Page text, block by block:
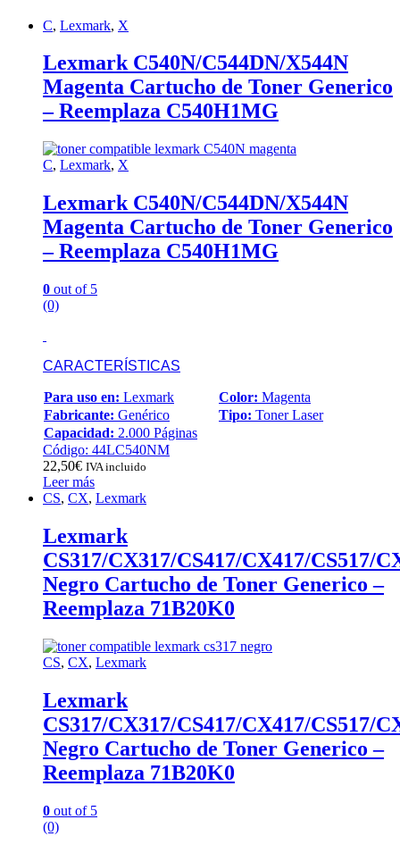
C, Lexmark, X
Lexmark C540N/C544DN/X544N
Magenta Cartucho de Toner Generico
– Reemplaza C540H1MG
C, Lexmark, X
Lexmark C540N/C544DN/X544N
Magenta Cartucho de Toner Generico
– Reemplaza C540H1MG
0 out of 5
(0)
CARACTERÍSTICAS
Para uso en: Lexmark Color: Magenta
Fabricante: Genérico Tipo: Toner Laser
Capacidad: 2.000 Páginas
Código: 44LC540NM
22,50€ IVA incluido
Leer más
CS, CX, Lexmark
Lexmark
CS317/CX317/CS417/CX417/CS517/
Negro Cartucho de Toner Generico –
Reemplaza 71B20K0
CS, CX, Lexmark
Lexmark
CS317/CX317/CS417/CX417/CS517/
Negro Cartucho de Toner Generico –
Reemplaza 71B20K0
0 out of 5
(0)